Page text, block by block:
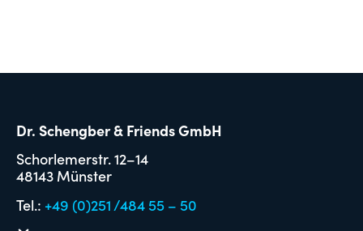
Dr. Schengber & Friends GmbH
Schorlemerstr. 12–14
48143 Münster
Tel.: +49 (0)251 /484 55 – 50